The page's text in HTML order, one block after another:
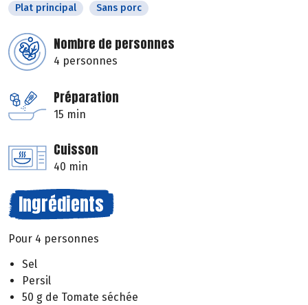
Plat principal Sans porc
Nombre de personnes
4 personnes
Préparation
15 min
Cuisson
40 min
Ingrédients
Pour 4 personnes
Sel
Persil
50 g de Tomate séchée